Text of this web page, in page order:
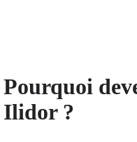
Pourquoi
Ilidor ?